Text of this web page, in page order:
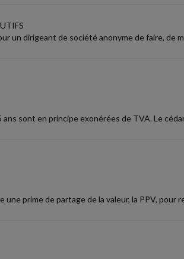
un dirigeant de société anonyme de faire, de
sont en principe exonérées de TVA. Le
une prime de partage de la valeur, la PPV, pour